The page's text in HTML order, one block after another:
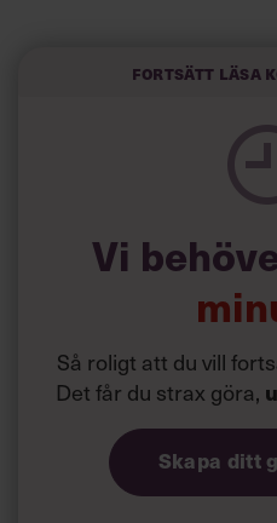
för svensk
Fortsätt läsa
Vi
Så roligt att du vill
Det får du strax göra,
Skapa ditt